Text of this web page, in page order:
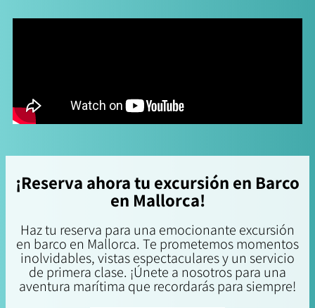
¡Reserva ahora tu excursión en Barco
en Mallorca!
Haz tu reserva para una emocionante excursión
en barco en Mallorca. Te prometemos momentos
inolvidables, vistas espectaculares y un servicio
de primera clase. ¡Únete a nosotros para una
aventura marítima que recordarás para siempre!